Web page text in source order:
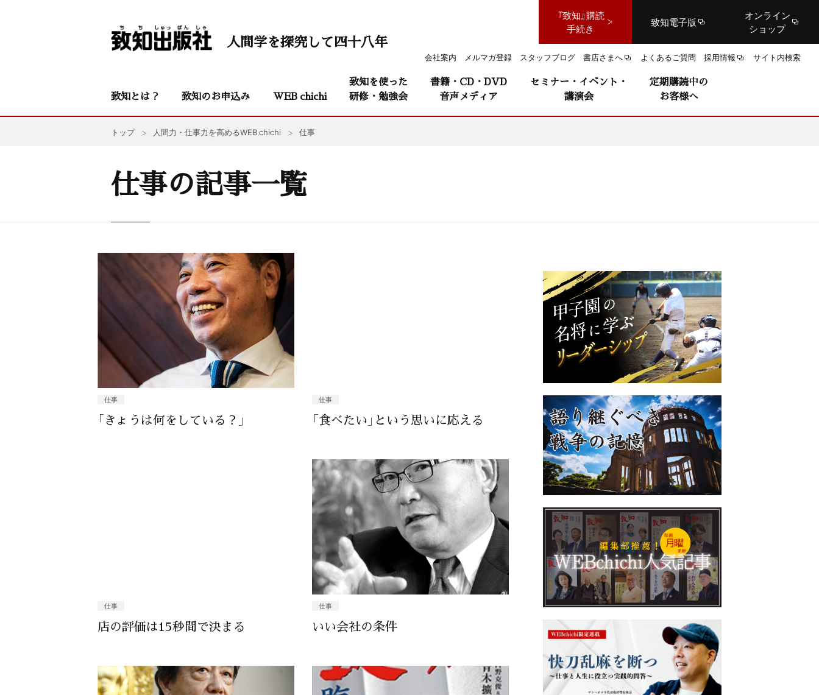
『致知』購読
手続き
致知電子版
オンライン
ショップ
会社案内 メルマガ登録 スタッフブログ 書店さまへ よくあるご質問 採用情報 サイト内検索
人間学を探究して四十八年
致知とは？ 致知のお申込み WEB chichi
致知を使った
研修・勉強会
書籍・CD・DVD
音声メディア
セミナー・イベント・
講演会
定期購読中の
お客様へ
トップ 人間力・仕事力を高めるWEB chichi 仕事
仕事の記事一覧
仕事
「きょうは何をしている？」
仕事
「食べたい」という思いに応える
仕事
店の評価は15秒間で決まる
仕事
いい会社の条件